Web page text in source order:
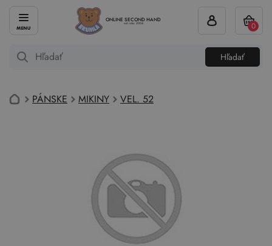
ONLINE SECOND HAND
od roku 2004
Hľadať
0
PÁNSKE MIKINY VEL. 52